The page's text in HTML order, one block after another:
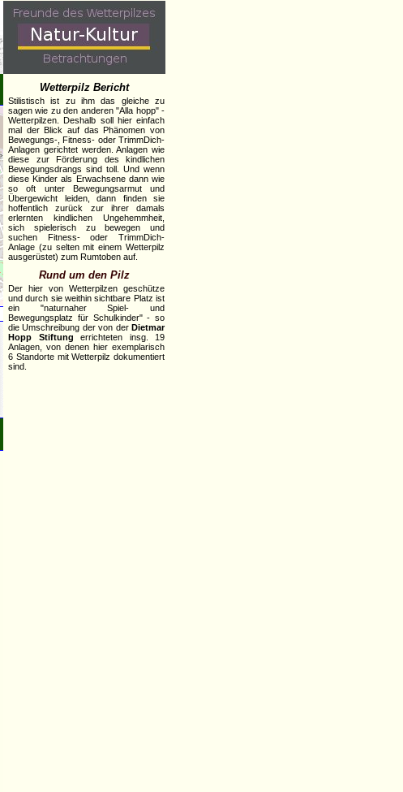
Wetterpilz Bericht
Stilistisch ist zu ihm das gleiche zu
sagen wie zu den anderen "Alla hopp" -
Wetterpilzen. Deshalb soll hier einfach
mal der Blick auf das Phänomen von
Bewegungs-, Fitness- oder TrimmDich-
Anlagen gerichtet werden. Anlagen wie
diese zur Förderung des kindlichen
Bewegungsdrangs sind toll. Und wenn
diese Kinder als Erwachsene dann wie
so oft unter Bewegungsarmut und
Übergewicht leiden, dann finden sie
hoffentlich zurück zur ihrer damals
erlernten kindlichen Ungehemmheit,
sich spielerisch zu bewegen und
suchen Fitness- oder TrimmDich-
Anlage (zu selten mit einem Wetterpilz
ausgerüstet) zum Rumtoben auf.
Rund um den Pilz
Der hier von Wetterpilzen geschütze
und durch sie weithin sichtbare Platz ist
ein "naturnaher Spiel- und
Bewegungsplatz für Schulkinder" - so
die Umschreibung der von der Dietmar
Hopp Stiftung errichteten insg. 19
Anlagen, von denen hier exemplarisch
6 Standorte mit Wetterpilz dokumentiert
sind.